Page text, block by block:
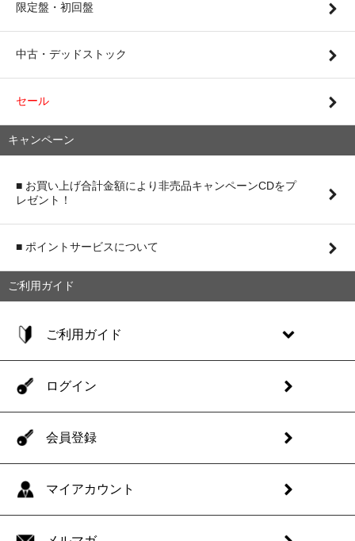
限定盤・初回盤
中古・デッドストック
セール
キャンペーン
■ お買い上げ合計金額により非売品キャンペーンCDをプ
レゼント！
■ ポイントサービスについて
ご利用ガイド
ご利用ガイド
ログイン
会員登録
マイアカウント